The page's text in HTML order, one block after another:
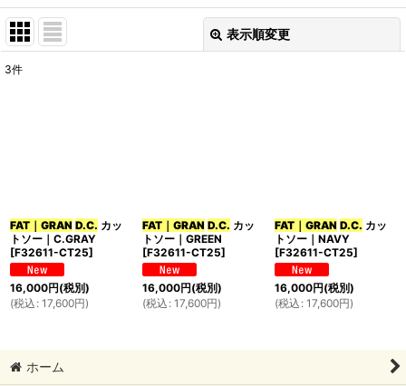
表示順変更
絞り込む
3件
FAT｜GRAN D.C. カッ
トソー｜C.GRAY
[F32611-CT25]
16,000円(税別)
(税込 : 17,600円)
FAT｜GRAN D.C. カッ
トソー｜GREEN
[F32611-CT25]
16,000円(税別)
(税込 : 17,600円)
FAT｜GRAN D.C. カッ
トソー｜NAVY
[F32611-CT25]
16,000円(税別)
(税込 : 17,600円)
ホーム